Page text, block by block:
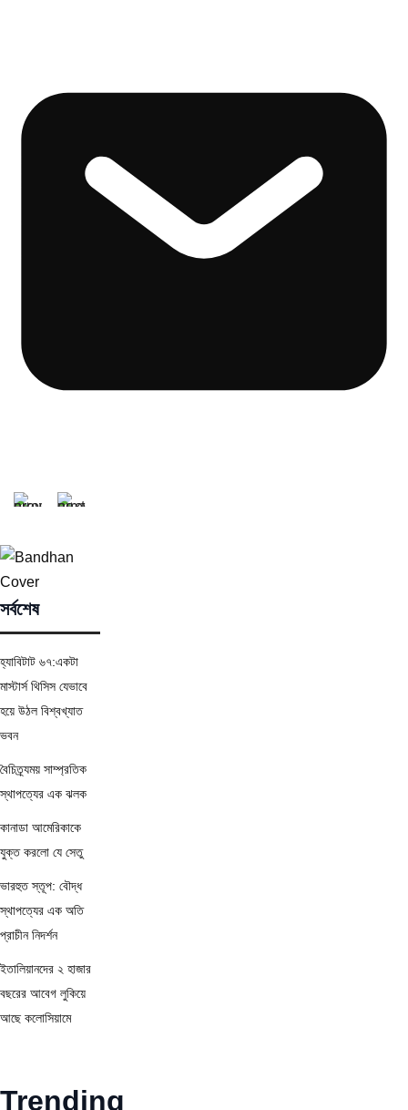
সর্বশেষ
হ্যাবিটাট ৬৭:একটা
মাস্টার্স থিসিস যেভাবে
হয়ে উঠল বিশ্বখ্যাত
ভবন
বৈচিত্র্যময় সাম্প্রতিক
স্থাপত্যের এক ঝলক
কানাডা আমেরিকাকে
যুক্ত করলো যে সেতু
ভারহুত স্তূপ: বৌদ্ধ
স্থাপত্যের এক অতি
প্রাচীন নিদর্শন
ইতালিয়ানদের ২ হাজার
বছরের আবেগ লুকিয়ে
আছে কলোসিয়ামে
Trending